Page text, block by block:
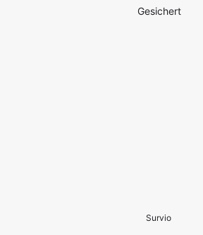
Gesichert
Survio